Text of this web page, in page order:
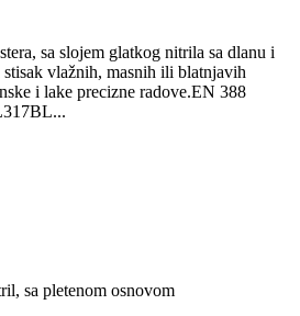
sa slojem glatkog nitrila sa dlanu i
vlažnih, masnih ili blatnjavih
i lake precizne radove.EN 388
sa pletenom osnovom